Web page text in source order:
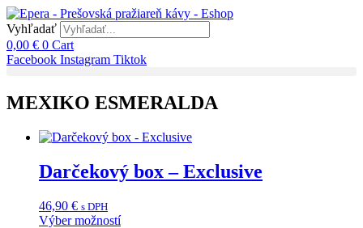
Preskočiť
na
obsah
Vyhľadať
0,00 € 0 Cart
Facebook Instagram Tiktok
MEXIKO ESMERALDA
Darčekový box – Exclusive
46,90 € s DPH
Výber možností